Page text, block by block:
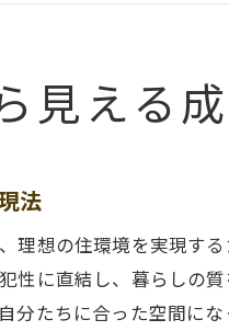
外構工事経験者の
満足度が高い外構工事
外構工事後の暮ら
外構工事の口コミ
外構工事のおすす
見える
法
理想の住環境を実現す
性に直結し、暮らしの
分たちに合った空間に